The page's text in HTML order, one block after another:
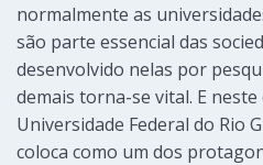
normalmente as
são parte essencial das
desenvolvido nelas por
demais torna-se vital. E
Universidade Federal do Rio
coloca como um dos